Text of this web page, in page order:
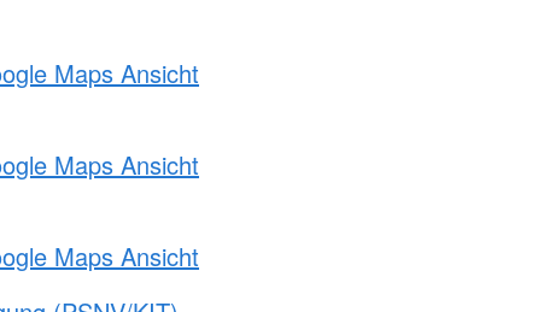
Maps Ansicht
Maps Ansicht
Maps Ansicht